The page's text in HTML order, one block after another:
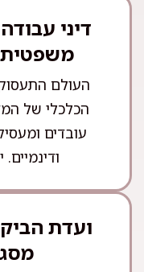
דיני
משפטית
העולם
הכלכלי של
עובדים
ועדת